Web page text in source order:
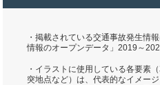
・掲載されている交通事故発生情
情報のオープンデータ」2019～
・イラストに使用している各要素
突地点など）は、代表的なイメー